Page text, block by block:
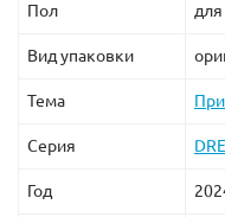
Пол для
Вид упаковки
Тема
Серия
Год